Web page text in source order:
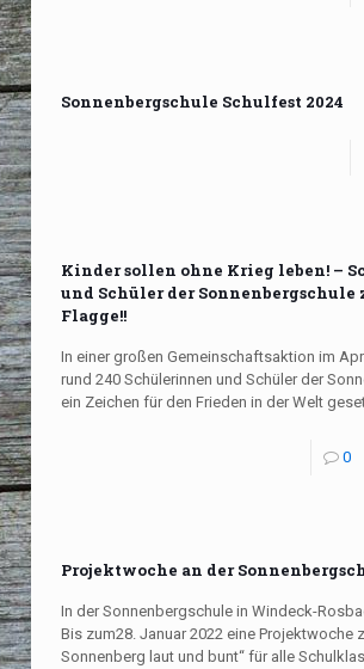
Sonnenbergschule Schulfest 2024
Kinder sollen ohne Krieg leben! –
und Schüler der Sonnenbergschule
Flagge!!
In einer großen Gemeinschaftsaktion im
rund 240 Schülerinnen und Schüler der
ein Zeichen für den Frieden in der Welt
0
Projektwoche an der
In der Sonnenbergschule in Windeck-
Bis zum28. Januar 2022 eine Projektwoche
Sonnenberg laut und bunt“ für alle